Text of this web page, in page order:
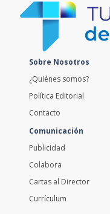
Sobre Nosotros
¿Quiénes somos?
Política Editorial
Contacto
Comunicación
Publicidad
Colabora
Cartas al Director
Currículum